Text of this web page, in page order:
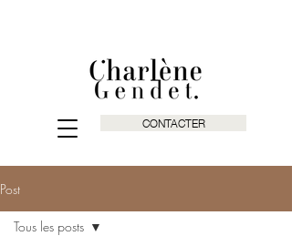
CONTACTER
Post
Tous les posts